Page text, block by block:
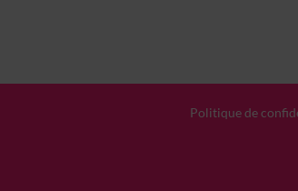
Politique de